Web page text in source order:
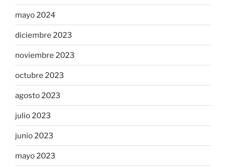
mayo 2024
diciembre 2023
noviembre 2023
octubre 2023
agosto 2023
julio 2023
junio 2023
mayo 2023